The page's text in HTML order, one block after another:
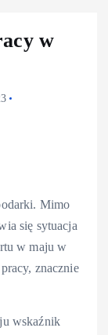
w
Mimo
się sytuacja
w maju w
znacznie
wskaźnik